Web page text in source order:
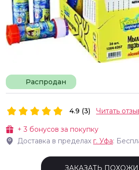
Распродан
+3 бонусов за покупку
Доставка в пределах г. Уфа:
4.9 (3) Читать
ЗАКАЗАТЬ